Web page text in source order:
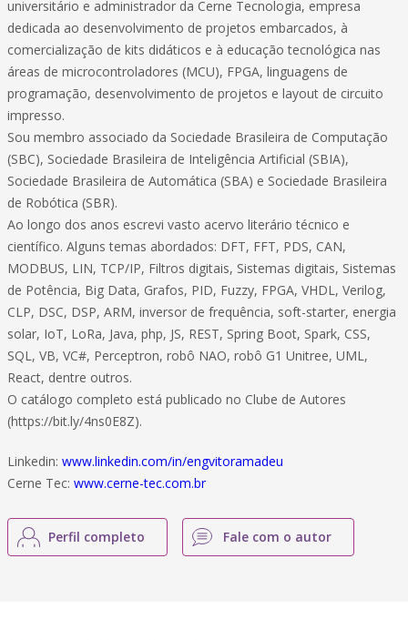
universitário e administrador da Cerne Tecnologia, empresa
dedicada ao desenvolvimento de projetos embarcados, à
comercialização de kits didáticos e à educação tecnológica nas
áreas de microcontroladores (MCU), FPGA, linguagens de
programação, desenvolvimento de projetos e layout de circuito
impresso.
Sou membro associado da Sociedade Brasileira de Computação
(SBC), Sociedade Brasileira de Inteligência Artificial (SBIA),
Sociedade Brasileira de Automática (SBA) e Sociedade Brasileira
de Robótica (SBR).
Ao longo dos anos escrevi vasto acervo literário técnico e
científico. Alguns temas abordados: DFT, FFT, PDS, CAN,
MODBUS, LIN, TCP/IP, Filtros digitais, Sistemas digitais, Sistemas
de Potência, Big Data, Grafos, PID, Fuzzy, FPGA, VHDL, Verilog,
CLP, DSC, DSP, ARM, inversor de frequência, soft-starter, energia
solar, IoT, LoRa, Java, php, JS, REST, Spring Boot, Spark, CSS,
SQL, VB, VC#, Perceptron, robô NAO, robô G1 Unitree, UML,
React, dentre outros.
O catálogo completo está publicado no Clube de Autores
(https://bit.ly/4ns0E8Z).
Linkedin: www.linkedin.com/in/engvitoramadeu
Cerne Tec: www.cerne-tec.com.br
Perfil completo Fale com o autor